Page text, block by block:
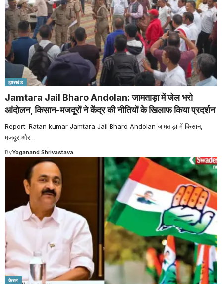
झारखंड
Jamtara Jail Bharo Andolan: जामताड़ा में जेल भरो
आंदोलन, किसान-मजदूरों ने केंद्र की नीतियों के खिलाफ किया प्रदर्शन
Report: Ratan kumar Jamtara Jail Bharo Andolan जामताड़ा में किसान,
मजदूर और…
ByYoganand Shrivastava
केरल